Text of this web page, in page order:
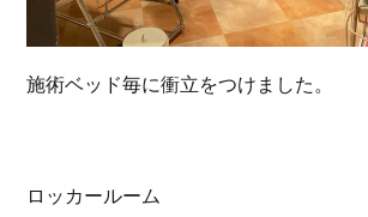
施術ベッド毎に衝立をつけました。
ロッカールーム